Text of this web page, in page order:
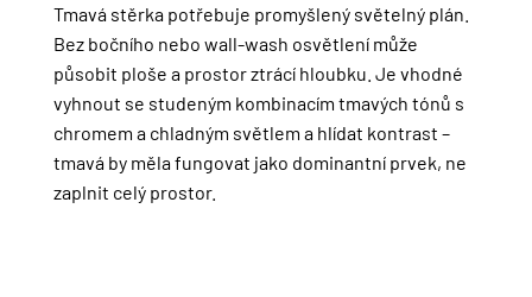
Tmavá stěrka potřebuje promyšlený světelný plán.
Bez bočního nebo wall-wash osvětlení může
působit ploše a prostor ztrácí hloubku. Je vhodné
vyhnout se studeným kombinacím tmavých tónů s
chromem a chladným světlem a hlídat kontrast –
tmavá by měla fungovat jako dominantní prvek, ne
zaplnit celý prostor.